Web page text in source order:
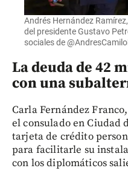
Andrés Hernández
del presidente Gustavo
sociales de
La deuda de 42
con una
Carla Fernández
el consulado en Ciudad
tarjeta de crédito
para facilitarle su
con los diplomáticos